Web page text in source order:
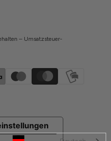
– Umsatzsteuer-